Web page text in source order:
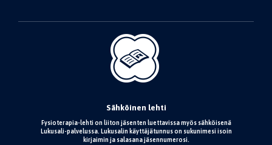
Sähköinen lehti
Fysioterapia-lehti on liiton jäsenten luettavissa myös sähköisenä
Lukusali-palvelussa. Lukusalin käyttäjätunnus on sukunimesi isoin
kirjaimin ja salasana jäsennumerosi.